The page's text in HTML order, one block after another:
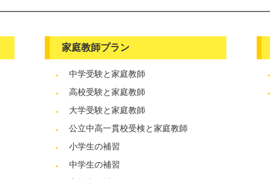
家庭教師プラン
中学受験と家庭教師
高校受験と家庭教師
大学受験と家庭教師
公立中高一貫校受検と家庭教師
小学生の補習
中学生の補習